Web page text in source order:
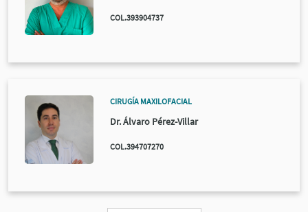
COL.393904737
CIRUGÍA MAXILOFACIAL
Dr. Álvaro Pérez-Villar
COL.394707270